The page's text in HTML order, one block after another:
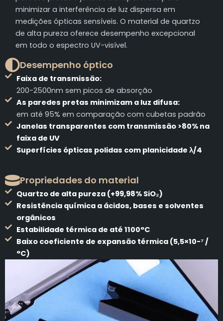
minimizar a interferência de luz dispersa em
medições ópticas sensíveis. O material de quartzo
de alta pureza oferece desempenho excepcional
em todo o espectro UV-visível.
Desempenho óptico
Faixa de transmissão:
200-2500nm sem picos de absorção
As paredes pretas minimizam a luz difusa:
em até 95% em comparação com cubetas padrão
Janelas transparentes com transmissão >80% na
faixa de UV
Superfícies ópticas polidas com planicidade λ/4
Propriedades do material
Quartzo de alta pureza (+99,98% SiO₂)
Resistência química a ácidos, bases e solventes
orgânicos
Estabilidade térmica de até 1100°C
Baixo coeficiente de expansão térmica (5,5×10-⁷ /
°C)